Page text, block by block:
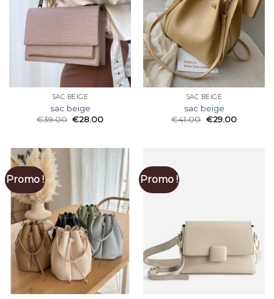
SAC BEIGE
sac beige
€39.00 €28.00
SAC BEIGE
sac beige
€41.00 €29.00
Promo ! Promo !